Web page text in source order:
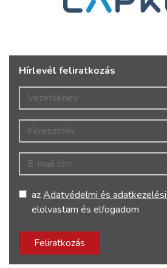
Hírlevél feliratkozás
Vezetéknév
Keresztnév
E-mail cím
azAdatvédelmi és
elolvastam és elfogadom
Feliratkozás